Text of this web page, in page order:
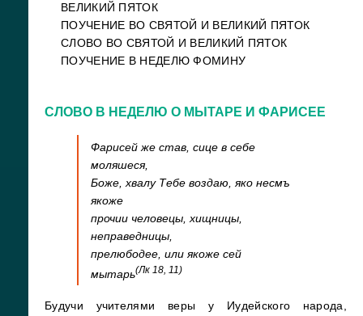
ВЕЛИКИЙ ПЯТОК
ПОУЧЕНИЕ ВО СВЯТОЙ И ВЕЛИКИЙ ПЯТОК
СЛОВО ВО СВЯТОЙ И ВЕЛИКИЙ ПЯТОК
ПОУЧЕНИЕ В НЕДЕЛЮ ФОМИНУ
СЛОВО В НЕДЕЛЮ О МЫТАРЕ И ФАРИСЕЕ
Фарисей же став, сице в себе
моляшеся,
Боже, хвалу Тебе воздаю, яко несмъ
якоже
прочии человецы, хищницы,
неправедницы,
прелюбодее, или якоже сей
мытарь(Лк 18, 11)
Будучи учителями веры у Иудейского народа,